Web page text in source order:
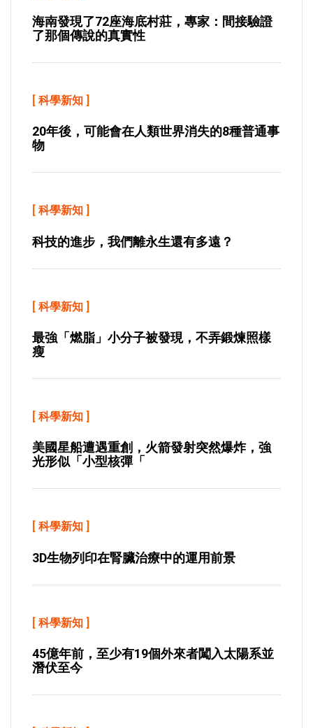
海南發現了72座海底村莊，專家：間接驗證
了那個傳說的真實性
[ 科學新知 ]
20年後，可能會在人類世界消失的8種普通事
物
[ 科學新知 ]
科技的進步，我們離永生還有多遠？
[ 科學新知 ]
最強「燃脂」小分子被發現，不弄鍛煉照樣
瘦
[ 科學新知 ]
美國星船遭遇重創，火箭發射突然爆炸，強
光形似「小型核彈「
[ 科學新知 ]
3D生物列印在腎臟治療中的運用前景
[ 科學新知 ]
45億年前，至少有19個外來者闖入太陽系並
潛伏至今